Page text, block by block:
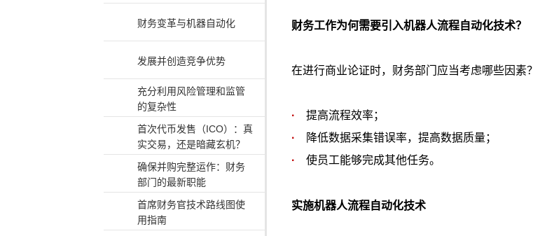
财务变革与机器自动化
发展并创造竞争优势
充分利用风险管理和监管
的复杂性
首次代币发售（ICO）：真
实交易，还是暗藏玄机？
确保并购完整运作：财务
部门的最新职能
首席财务官技术路线图使
用指南
财务工作为何需要引入机器人流程自动化技术？
在进行商业论证时，财务部门应当考虑哪些因素？
· 提高流程效率；
·
降低数据采集错误率，提高数据质量；
· 使员工能够完成其他任务。
实施机器人流程自动化技术